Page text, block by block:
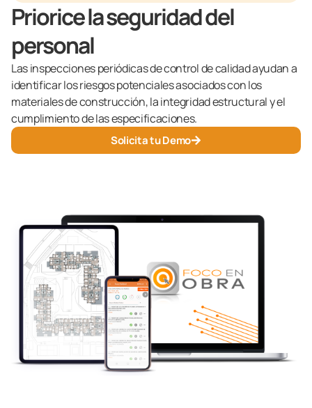
Priorice la seguridad del
personal
Las inspecciones periódicas de control de calidad ayudan a
identificar los riesgos potenciales asociados con los
materiales de construcción, la integridad estructural y el
cumplimiento de las especificaciones.
Solicita tu Demo